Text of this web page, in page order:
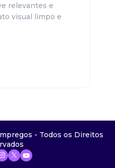
relevantes e
visual limpo e
- Todos os Direitos